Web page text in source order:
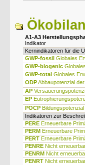
A1-A3
Indikator
Kernindikatoren für die
GWP-fossil Globales
GWP-biogenic
GWP-total Globales
ODPAbbaupotenzial
AP
EP
POCP
Indikatoren zur
PERE Erneuerbare
PERM Erneuerbare
PERT Erneuerbare
PENRE Nicht
PENRM Nicht
PENRT Nicht